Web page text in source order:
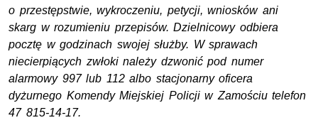
o przestępstwie, wykroczeniu, petycji, wniosków ani
skarg w rozumieniu przepisów. Dzielnicowy odbiera
pocztę w godzinach swojej służby. W sprawach
niecierpiących zwłoki należy dzwonić pod numer
alarmowy 997 lub 112 albo stacjonarny oficera
dyżurnego Komendy Miejskiej Policji w Zamościu telefon
47 815-14-17.